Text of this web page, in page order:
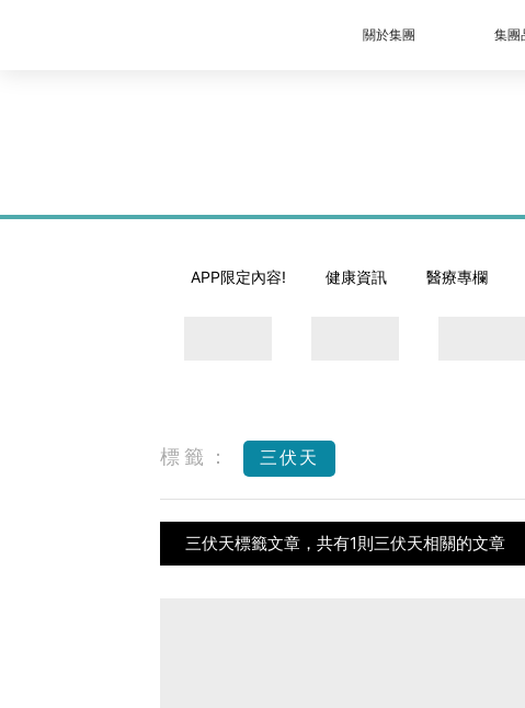
關於集團 集團
APP限定內容! 健康資訊 醫療專欄
標籤： 三伏天
三伏天標籤文章，共有1則三伏天相關的文章